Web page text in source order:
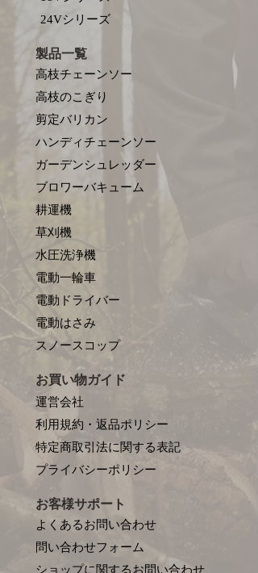
​24Vシリーズ
製品一覧
高枝チェーンソー
高枝のこぎり
剪定バリカン
ハンディチェーンソー
ガーデンシュレッダー
ブロワーバキューム
耕運機
草刈機
水圧洗浄機
電動一輪車
電動ドライバー
電動はさみ
​スノースコップ
お買い物ガイド
運営会社
利用規約・返品ポリシー
特定商取引法に関する表記
プライバシーポリシー
お客様サポート
よくあるお問い合わせ
問い合わせフォーム
ショップに関するお問い合わせ